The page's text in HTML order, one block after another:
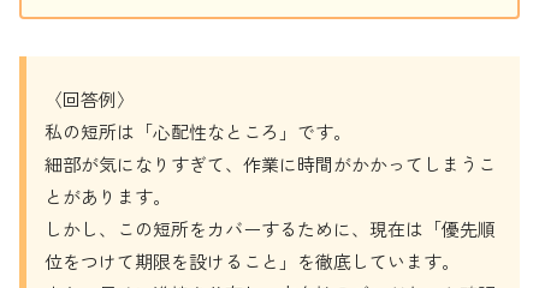
〈回答例〉
私の短所は「心配性なところ」です。
細部が気になりすぎて、作業に時間がかかってしまうこ
とがあります。
しかし、この短所をカバーするために、現在は「優先順
位をつけて期限を設けること」を徹底しています。